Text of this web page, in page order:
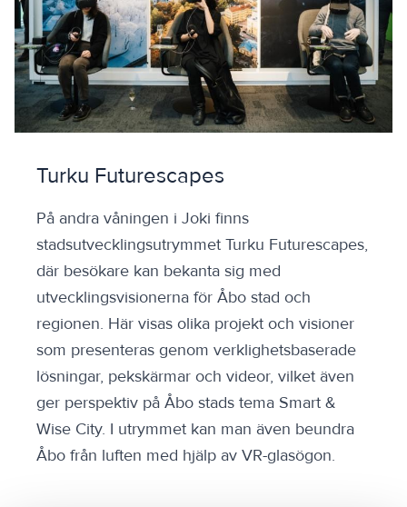
Turku Futurescapes
På andra våningen i Joki finns
stadsutvecklingsutrymmet Turku Futurescapes,
där besökare kan bekanta sig med
utvecklingsvisionerna för Åbo stad och
regionen. Här visas olika projekt och visioner
som presenteras genom verklighetsbaserade
lösningar, pekskärmar och videor, vilket även
ger perspektiv på Åbo stads tema Smart &
Wise City. I utrymmet kan man även beundra
Åbo från luften med hjälp av VR-glasögon.